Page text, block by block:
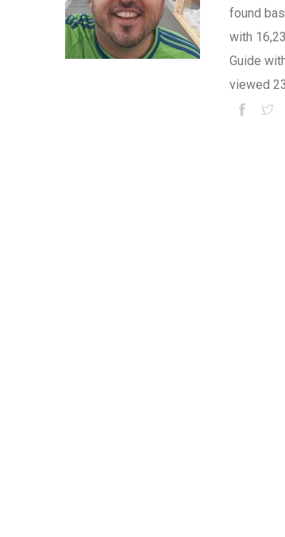
found
with
Guide
viewed